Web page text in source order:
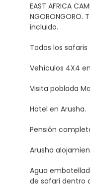
EAST AFRICA
incluido.
Todos los safaris
Vehículos 4X4
Visita poblada
Hotel en Arusha.
Pensión
Arusha
Agua
de safari dentro